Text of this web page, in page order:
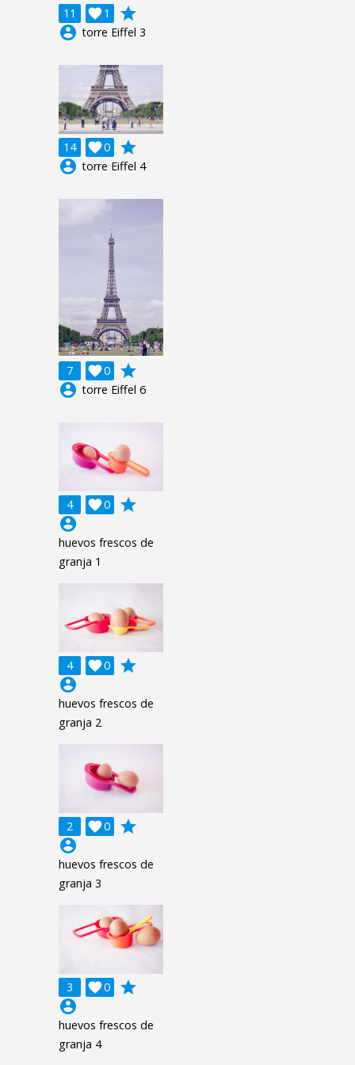
11 1

grade
account_circle torre Eiffel 3
14 0

grade
account_circle torre Eiffel 4
7 0

grade
account_circle torre Eiffel 6
4 0

grade
account_circle
huevos frescos de
granja 1
4 0

grade
account_circle
huevos frescos de
granja 2
2 0

grade
account_circle
huevos frescos de
granja 3
3 0

grade
account_circle
huevos frescos de
granja 4